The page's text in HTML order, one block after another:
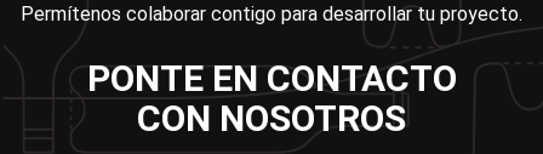
Permítenos colaborar contigo para desarrollar tu proyecto.
PONTE EN CONTACTO
CON NOSOTROS